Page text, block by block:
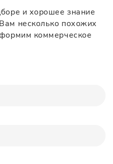
и хорошее знание
несколько похожих
коммерческое